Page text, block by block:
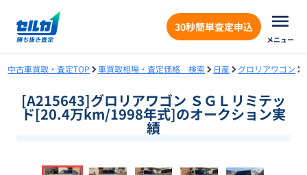
30秒簡単査定申込
メニュー
中古車買取・査定TOP 車買取相場・査定価格 検索 日産 グロリアワゴン
[A215643]グロリアワゴン ＳＧＬリミテッ
ド[20.4万km/1998年式]のオークション実
績
1/18